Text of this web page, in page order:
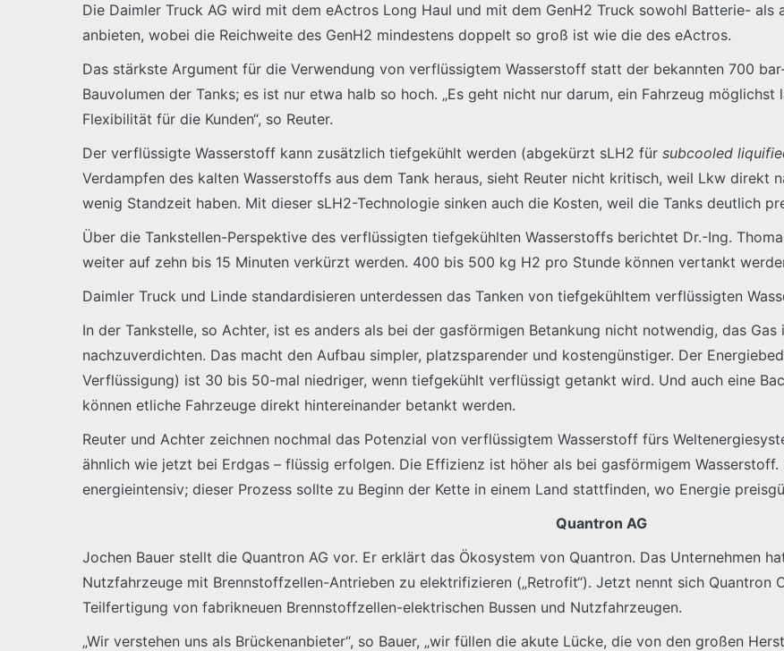
Die Daimler Truck AG wird mit dem eActros Long Haul und mit dem GenH2 Truck sowohl Batterie- als
anbieten, wobei die Reichweite des GenH2 mindestens doppelt so groß ist wie die des eActros.
Das stärkste Argument für die Verwendung von verflüssigtem Wasserstoff statt der bekannten 700
Bauvolumen der Tanks; es ist nur etwa halb so hoch. „Es geht nicht nur darum, ein Fahrzeug
Flexibilität für die Kunden“, so Reuter.
Der verflüssigte Wasserstoff kann zusätzlich tiefgekühlt werden (abgekürzt sLH2 für subcooled
Verdampfen des kalten Wasserstoffs aus dem Tank heraus, sieht Reuter nicht kritisch, weil Lkw direkt
wenig Standzeit haben. Mit dieser sLH2-Technologie sinken auch die Kosten, weil die Tanks deutlich
Über die Tankstellen-Perspektive des verflüssigten tiefgekühlten Wasserstoffs berichtet Dr.-Ing.
weiter auf zehn bis 15 Minuten verkürzt werden. 400 bis 500 kg H2 pro Stunde können vertankt
Daimler Truck und Linde standardisieren unterdessen das Tanken von tiefgekühltem verflüssigten
In der Tankstelle, so Achter, ist es anders als bei der gasförmigen Betankung nicht notwendig, das
nachzuverdichten. Das macht den Aufbau simpler, platzsparender und kostengünstiger. Der
Verflüssigung) ist 30 bis 50-mal niedriger, wenn tiefgekühlt verflüssigt getankt wird. Und auch eine
können etliche Fahrzeuge direkt hintereinander betankt werden.
Reuter und Achter zeichnen nochmal das Potenzial von verflüssigtem Wasserstoff fürs
ähnlich wie jetzt bei Erdgas – flüssig erfolgen. Die Effizienz ist höher als bei gasförmigem
energieintensiv; dieser Prozess sollte zu Beginn der Kette in einem Land stattfinden, wo Energie
Quantron AG
Jochen Bauer stellt die Quantron AG vor. Er erklärt das Ökosystem von Quantron. Das Unternehmen
Nutzfahrzeuge mit Brennstoffzellen-Antrieben zu elektrifizieren („Retrofit“). Jetzt nennt sich Quantron
Teilfertigung von fabrikneuen Brennstoffzellen-elektrischen Bussen und Nutzfahrzeugen.
„Wir verstehen uns als Brückenanbieter“, so Bauer, „wir füllen die akute Lücke, die von den großen